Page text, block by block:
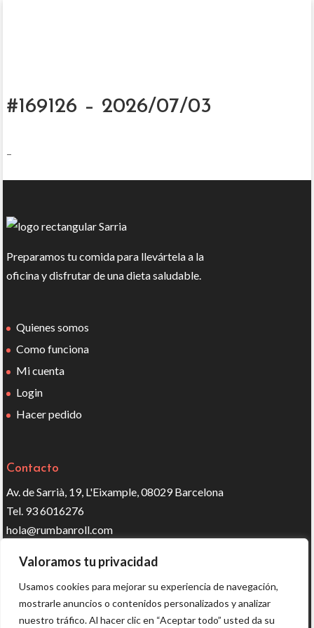
Valoramos tu privacidad
Usamos cookies para mejorar su experiencia de navegación,
mostrarle anuncios o contenidos personalizados y analizar
nuestro tráfico. Al hacer clic en “Aceptar todo” usted da su
#169126 – 2026/07/03
–
Preparamos tu comida para llevártela a la
oficina y disfrutar de una dieta saludable.
Quienes somos
Como funciona
Mi cuenta
Login
Hacer pedido
Contacto
Av. de Sarrià, 19, L'Eixample, 08029 Barcelona
Tel. 93 6016276
hola@rumbanroll.com
Síguenos en redes